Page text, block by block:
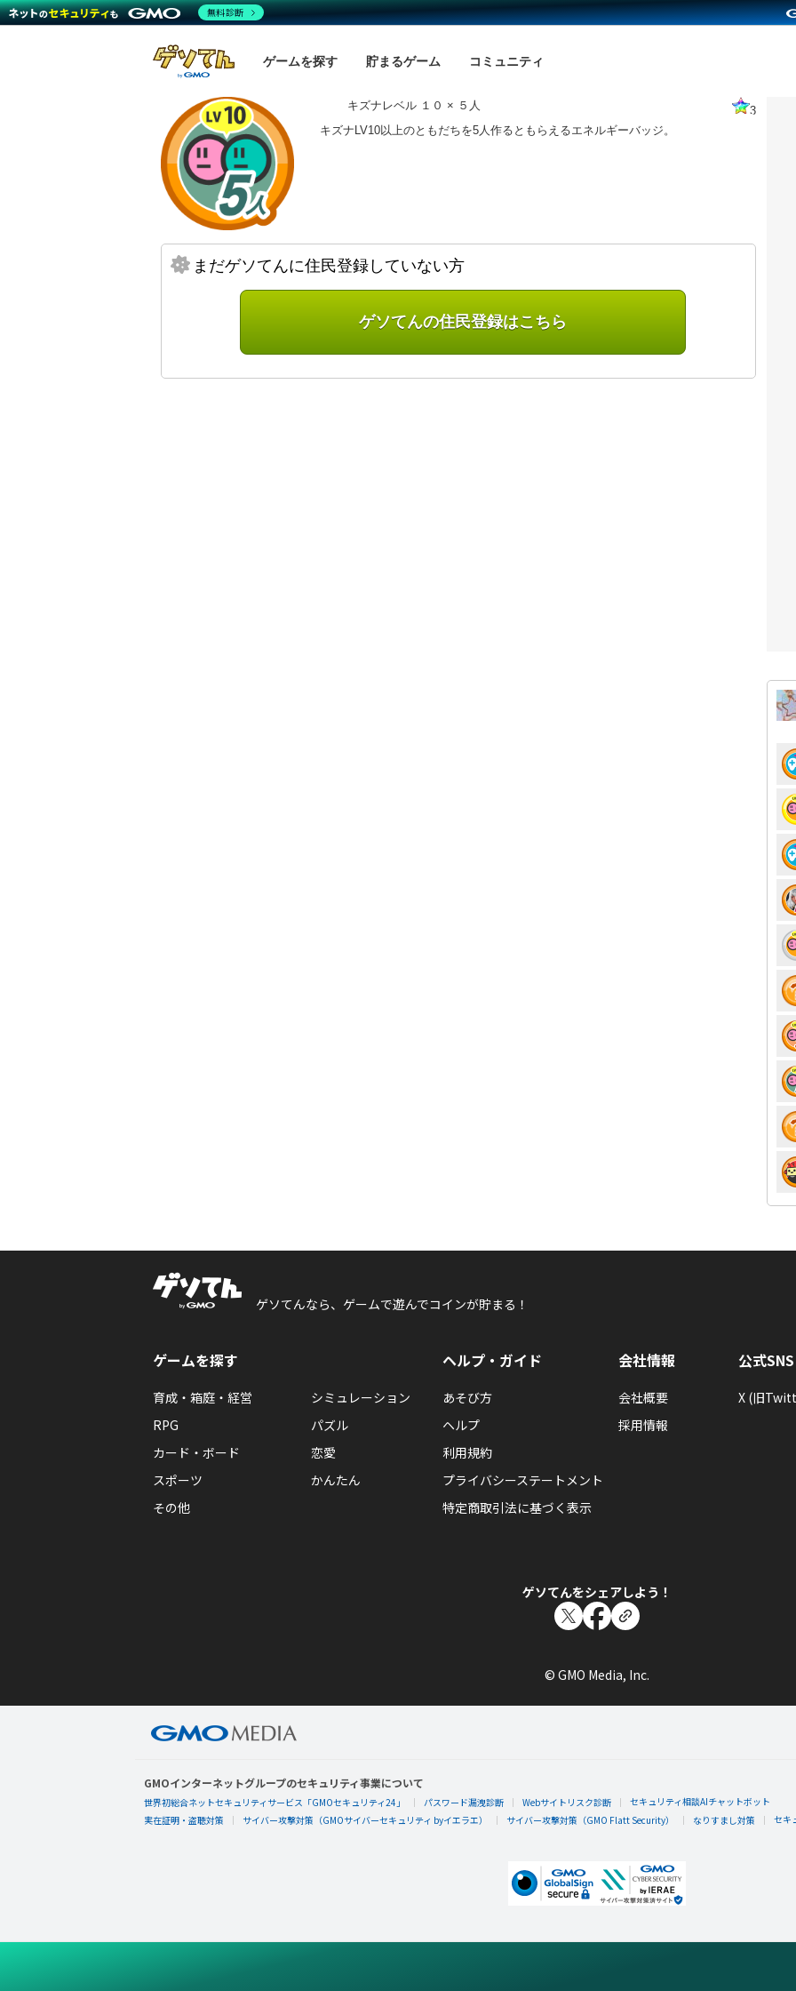
ゲームを探す 貯まるゲーム コミュニティ
キズナレベル １０ × ５人
3
キズナLV10以上のともだちを5人作るともらえるエネルギーバッジ。
まだゲソてんに住民登録していない方
ゲソてんの住民登録はこちら
ゲソてんなら、ゲームで遊んでコインが貯まる！
ゲームを探す
育成・箱庭・経営
シミュレーション
RPG
パズル
カード・ボード
恋愛
スポーツ
かんたん
その他
ヘルプ・ガイド
あそび方
ヘルプ
利用規約
プライバシーステートメント
特定商取引法に基づく表示
会社情報
会社概要
採用情報
公式SNS
X (旧
ゲソてんをシェアしよう！
© GMO Media, Inc.
GMOインターネットグループのセキュリティ事業について
世界初総合ネットセキュリティサービス「GMOセキュリティ24」 パスワード漏洩診断 Webサイトリスク診断
セキュリティ相談AIチャットボット
実在証明・盗聴対策
サイバー攻撃対策（GMOサイバーセキュリティ byイエラエ） サイバー攻撃対策（GMO Flatt Security） なりすまし対策 セキ
無料診断